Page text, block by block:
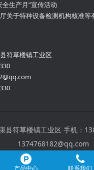
生产月”宣传活动
关于特种设备检测机构核准等
符草楼镇工业区
县符草楼镇工业区 手机：
1374768182@qq.com
炉有限公司 版权所有 技术
产品中心 联系我们